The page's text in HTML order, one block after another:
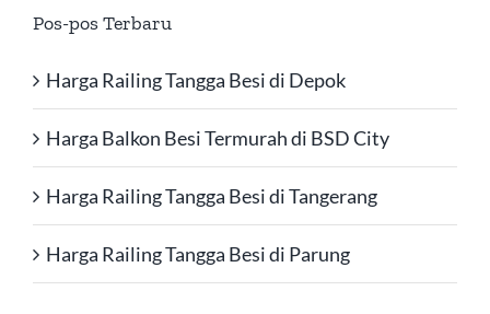
Pos-pos Terbaru
Harga Railing Tangga Besi di Depok
Harga Balkon Besi Termurah di BSD City
Harga Railing Tangga Besi di Tangerang
Harga Railing Tangga Besi di Parung